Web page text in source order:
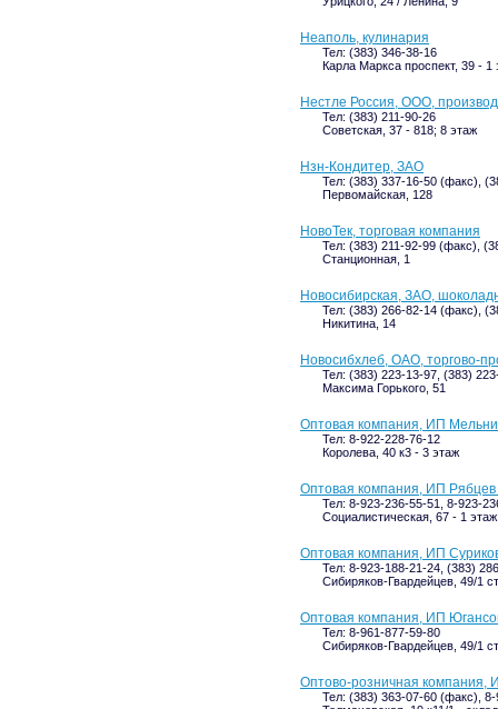
Неаполь, кулинария
Тел: (383) 346-38-16
Карла Маркса проспект, 39 - 1
Нестле Россия, ООО,
Тел: (383) 211-90-26
Советская, 37 - 818; 8 этаж
Нзн-Кондитер, ЗАО
Тел: (383) 337-16-50 (факс),
Первомайская, 128
НовоТек, торговая компания
Тел: (383) 211-92-99 (факс),
Станционная, 1
Новосибирская, ЗАО,
Тел: (383) 266-82-14 (факс),
Никитина, 14
Новосибхлеб, ОАО, торгово-
Тел: (383) 223-13-97, (383)
Максима Горького, 51
Оптовая компания, ИП
Тел: 8-922-228-76-12
Королева, 40 к3 - 3 этаж
Оптовая компания, ИП
Тел: 8-923-236-55-51, 8-923-
Социалистическая, 67 - 1 этаж
Оптовая компания, ИП
Тел: 8-923-188-21-24, (383)
Сибиряков-Гвардейцев, 49/1
Оптовая компания, ИП
Тел: 8-961-877-59-80
Сибиряков-Гвардейцев, 49/1
Оптово-розничная компания,
Тел: (383) 363-07-60 (факс),